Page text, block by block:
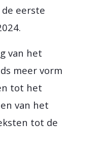
de eerste
van het
meer vorm
tot het
van het
tot de